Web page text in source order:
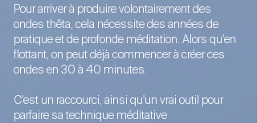
Pour arriver à produire volontairement des
ondes thêta, cela nécessite des années de
pratique et de profonde méditation. Alors qu'en
flottant, on peut déjà commencer à créer ces
ondes en 30 à 40 minutes.
C'est un raccourci, ainsi qu'un vrai outil pour
parfaire sa technique méditative